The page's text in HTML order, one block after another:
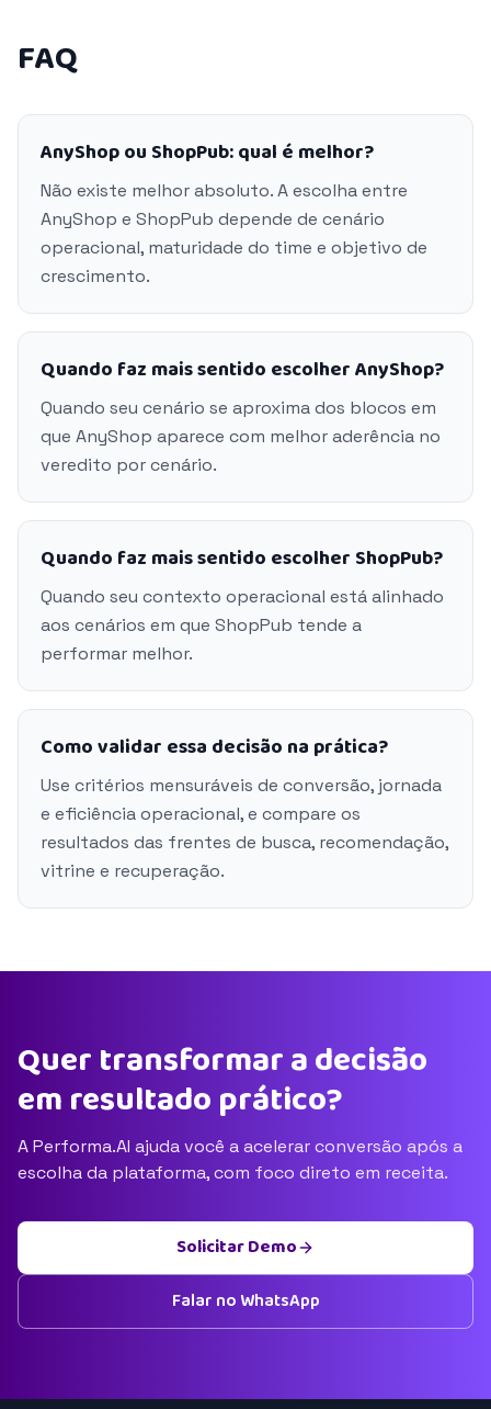
FAQ
AnyShop ou ShopPub: qual é melhor?
Não existe melhor absoluto. A escolha entre
AnyShop e ShopPub depende de cenário
operacional, maturidade do time e objetivo de
crescimento.
Quando faz mais sentido escolher AnyShop?
Quando seu cenário se aproxima dos blocos em
que AnyShop aparece com melhor aderência no
veredito por cenário.
Quando faz mais sentido escolher ShopPub?
Quando seu contexto operacional está alinhado
aos cenários em que ShopPub tende a
performar melhor.
Como validar essa decisão na prática?
Use critérios mensuráveis de conversão, jornada
e eficiência operacional, e compare os
resultados das frentes de busca, recomendação,
vitrine e recuperação.
Quer transformar a decisão
em resultado prático?
A Performa.AI ajuda você a acelerar conversão após a
escolha da plataforma, com foco direto em receita.
Solicitar Demo
Falar no WhatsApp